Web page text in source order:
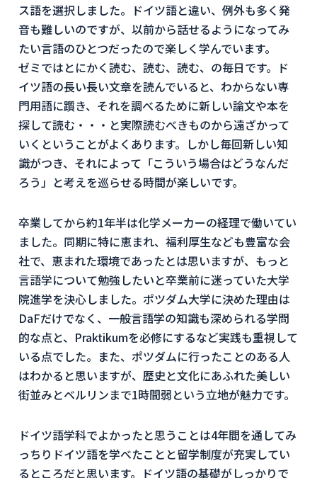
ス語を選択しました。ドイツ語と違い、例外も多く発
音も難しいのですが、以前から話せるようになってみ
たい言語のひとつだったので楽しく学んでいます。
ゼミではとにかく読む、読む、読む、の毎日です。ド
イツ語の長い長い文章を読んでいると、わからない専
門用語に躓き、それを調べるために新しい論文や本を
探して読む・・・と実際読むべきものから遠ざかって
いくということがよくあります。しかし毎回新しい知
識がつき、それによって「こういう場合はどうなんだ
ろう」と考えを巡らせる時間が楽しいです。
卒業してから約1年半は化学メーカーの経理で働いてい
ました。同期に特に恵まれ、福利厚生なども豊富な会
社で、恵まれた環境であったとは思いますが、もっと
言語学について勉強したいと卒業前に迷っていた大学
院進学を決心しました。ポツダム大学に決めた理由は
DaFだけでなく、一般言語学の知識も深められる学問
的な点と、Praktikumを必修にするなど実践も重視して
いる点でした。また、ポツダムに行ったことのある人
はわかると思いますが、歴史と文化にあふれた美しい
街並みとベルリンまで1時間弱という立地が魅力です。
ドイツ語学科でよかったと思うことは4年間を通してみ
っちりドイツ語を学べたことと留学制度が充実してい
るところだと思います。ドイツ語の基礎がしっかりで